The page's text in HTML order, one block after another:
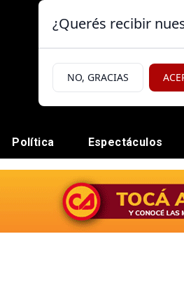
Política Espectáculos
¿Querés recibir
NO, GRACIAS